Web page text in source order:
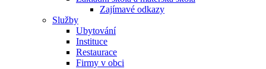
Zajímavé odkazy
Služby
Ubytování
Instituce
Restaurace
Firmy v obci